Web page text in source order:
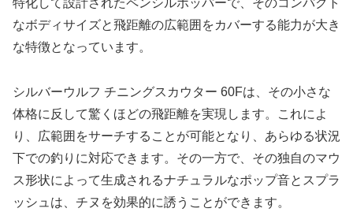
なボディサイズと飛距離の広範囲をカバーする能力が大き
な特徴となっています。
シルバーウルフ チニングスカウター 60Fは、その小さな
体格に反して驚くほどの飛距離を実現します。これによ
り、広範囲をサーチすることが可能となり、あらゆる状況
下での釣りに対応できます。その一方で、その独自のマウ
ス形状によって生成されるナチュラルなポップ音とスプラ
ッシュは、チヌを効果的に誘うことができます。